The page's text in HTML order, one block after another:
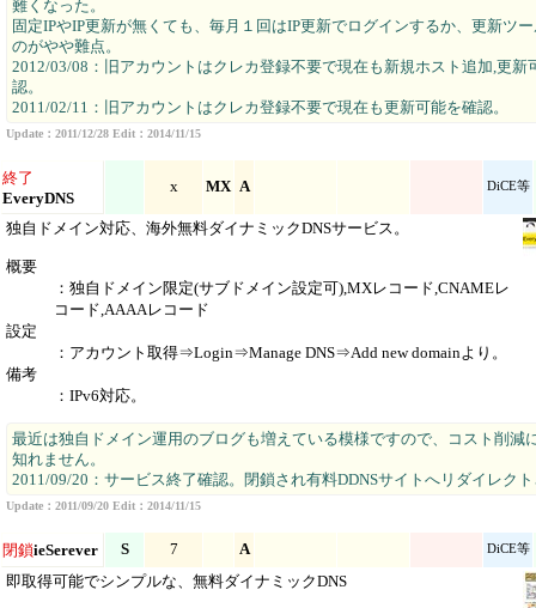
難くなった。
固定IPやIP更新が無くても、毎月１回はIP更新でログインするか、更新ツ
のがやや難点。
2012/03/08：旧アカウントはクレカ登録不要で現在も新規ホスト追加,更新
認。
2011/02/11：旧アカウントはクレカ登録不要で現在も更新可能を確認。
Update：2011/12/28 Edit：2014/11/15
終了
EveryDNS
x MX A DiCE等
独自ドメイン対応、海外無料ダイナミックDNSサービス。
概要
：独自ドメイン限定(サブドメイン設定可),MXレコード,CNAMEレ
コード,AAAAレコード
設定
：アカウント取得⇒Login⇒Manage DNS⇒Add new domainより。
備考
：IPv6対応。
最近は独自ドメイン運用のブログも増えている模様ですので、コスト削減
知れません。
2011/09/20：サービス終了確認。閉鎖され有料DDNSサイトへリダイレク
Update：2011/09/20 Edit：2014/11/15
閉鎖ieSerever S 7 A DiCE等
即取得可能でシンプルな、無料ダイナミックDNS